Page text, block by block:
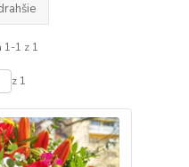
1-1 z 1
z 1